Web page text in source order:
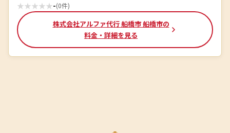
★★★★★-(0件)
株式会社アルファ代行 船橋市 船橋市の
料金・詳細を見る